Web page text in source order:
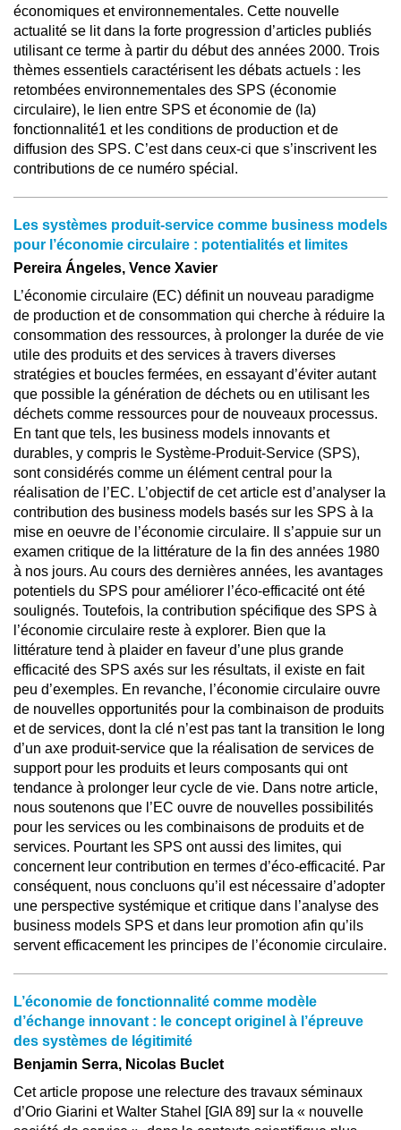
économiques et environnementales. Cette nouvelle
actualité se lit dans la forte progression d’articles publiés
utilisant ce terme à partir du début des années 2000. Trois
thèmes essentiels caractérisent les débats actuels : les
retombées environnementales des SPS (économie
circulaire), le lien entre SPS et économie de (la)
fonctionnalité1 et les conditions de production et de
diffusion des SPS. C’est dans ceux-ci que s’inscrivent les
contributions de ce numéro spécial.
Les systèmes produit-service comme business models
pour l’économie circulaire : potentialités et limites
Pereira Ángeles, Vence Xavier
L’économie circulaire (EC) définit un nouveau paradigme
de production et de consommation qui cherche à réduire la
consommation des ressources, à prolonger la durée de vie
utile des produits et des services à travers diverses
stratégies et boucles fermées, en essayant d’éviter autant
que possible la génération de déchets ou en utilisant les
déchets comme ressources pour de nouveaux processus.
En tant que tels, les business models innovants et
durables, y compris le Système-Produit-Service (SPS),
sont considérés comme un élément central pour la
réalisation de l’EC. L’objectif de cet article est d’analyser la
contribution des business models basés sur les SPS à la
mise en oeuvre de l’économie circulaire. Il s’appuie sur un
examen critique de la littérature de la fin des années 1980
à nos jours. Au cours des dernières années, les avantages
potentiels du SPS pour améliorer l’éco-efficacité ont été
soulignés. Toutefois, la contribution spécifique des SPS à
l’économie circulaire reste à explorer. Bien que la
littérature tend à plaider en faveur d’une plus grande
efficacité des SPS axés sur les résultats, il existe en fait
peu d’exemples. En revanche, l’économie circulaire ouvre
de nouvelles opportunités pour la combinaison de produits
et de services, dont la clé n’est pas tant la transition le long
d’un axe produit-service que la réalisation de services de
support pour les produits et leurs composants qui ont
tendance à prolonger leur cycle de vie. Dans notre article,
nous soutenons que l’EC ouvre de nouvelles possibilités
pour les services ou les combinaisons de produits et de
services. Pourtant les SPS ont aussi des limites, qui
concernent leur contribution en termes d’éco-efficacité. Par
conséquent, nous concluons qu’il est nécessaire d’adopter
une perspective systémique et critique dans l’analyse des
business models SPS et dans leur promotion afin qu’ils
servent efficacement les principes de l’économie circulaire.
L’économie de fonctionnalité comme modèle
d’échange innovant : le concept originel à l’épreuve
des systèmes de légitimité
Benjamin Serra, Nicolas Buclet
Cet article propose une relecture des travaux séminaux
d’Orio Giarini et Walter Stahel [GIA 89] sur la « nouvelle